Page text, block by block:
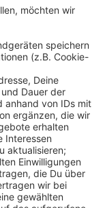
auf
vom
Lüpertz und
die aus dem
Jahr
gemacht.